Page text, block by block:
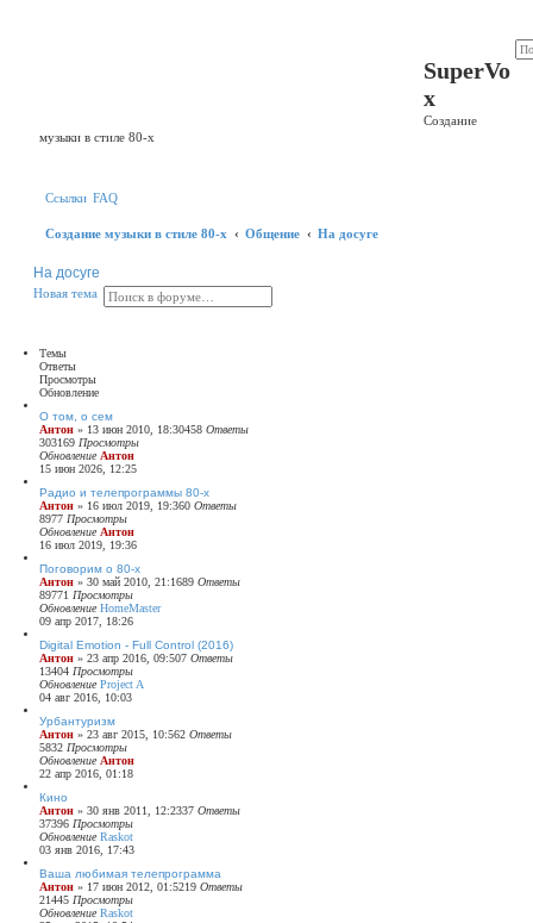
SuperVo
x
Создание
музыки в стиле 80-х
Ссылки FAQ
Создание музыки в стиле 80-х Общение На досуге
На досуге
Н
м
Новая тема П
о
Р
а
ы
й
п
о
и
с
к
Темы
Ответы
Просмотры
Обновление
О том, о сем
Антон » 13 июн 2010, 18:30458 Ответы
303169 Просмотры
Обновление Антон
15 июн 2026, 12:25
Радио и телепрограммы 80-х
Антон » 16 июл 2019, 19:360 Ответы
8977 Просмотры
Обновление Антон
16 июл 2019, 19:36
Поговорим о 80-х
Антон » 30 май 2010, 21:1689 Ответы
89771 Просмотры
Обновление HomeMaster
09 апр 2017, 18:26
Digital Emotion - Full Control (2016)
Антон » 23 апр 2016, 09:507 Ответы
13404 Просмотры
Обновление Project A
04 авг 2016, 10:03
Урбантуризм
Антон » 23 авг 2015, 10:562 Ответы
5832 Просмотры
Обновление Антон
22 апр 2016, 01:18
Кино
Антон » 30 янв 2011, 12:2337 Ответы
37396 Просмотры
Обновление Raskot
03 янв 2016, 17:43
Ваша любимая телепрограмма
Антон » 17 июн 2012, 01:5219 Ответы
21445 Просмотры
Обновление Raskot